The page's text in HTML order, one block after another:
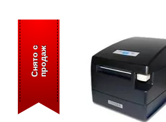
С
н
я
т
о
с
п
р
о
д
аж